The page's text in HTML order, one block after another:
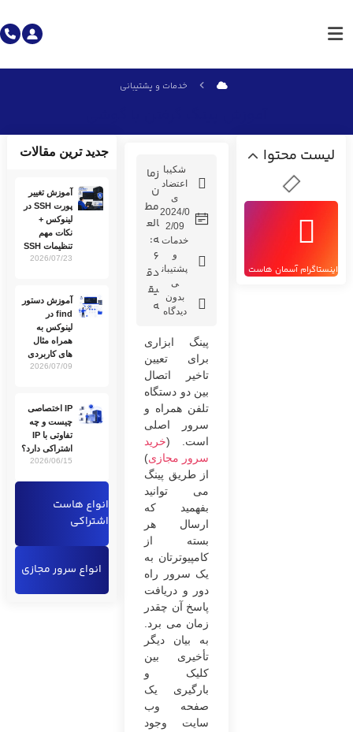
خدمات و پشتیبانی
لیست محتوا
اینستاگرام آسمان هاست
شکیبا
اعتضاد
ی
2024/0
2/09
خدمات
و
پشتیبان
ی
بدون
دیدگاه
زما
ن
مط
الع
ه:
6
دق
یق
ه
پینگ ابزاری
برای تعیین
تاخیر اتصال
بین دو دستگاه
تلفن همراه و
سرور اصلی
است. (خرید
سرور مجازی)
از طریق پینگ
می‌ توانید
بفهمید که
ارسال هر
بسته از
کامپیوترتان به
یک سرور راه
دور و دریافت
پاسخ آن چقدر
زمان می‌ برد.
به ‌بیان‌ دیگر
تأخیری بین
کلیک و
بارگیری یک
صفحه وب‌
سایت وجود
جدید ترین مقالات
آموزش تغییر
پورت SSH در
لینوکس +
نکات مهم
تنظیمات SSH
2026/07/23
آموزش دستور
find در
لینوکس به
همراه مثال
های کاربردی
2026/07/09
IP اختصاصی
چیست و چه
تفاوتی با IP
اشتراکی دارد؟
2026/06/15
انواع هاست
اشتراکی
انواع سرور مجازی